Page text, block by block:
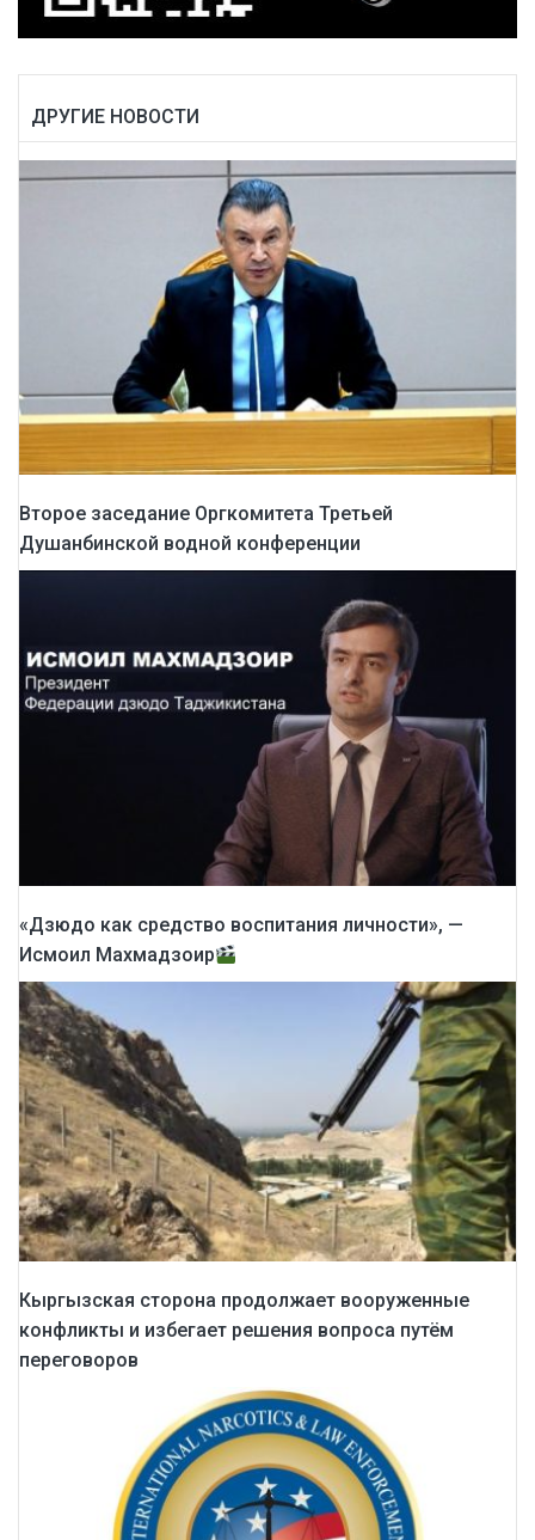
ДРУГИЕ НОВОСТИ
Второе заседание Оргкомитета Третьей
Душанбинской водной конференции
«Дзюдо как средство воспитания личности», —
Исмоил Махмадзоир
Кыргызская сторона продолжает вооруженные
конфликты и избегает решения вопроса путём
переговоров